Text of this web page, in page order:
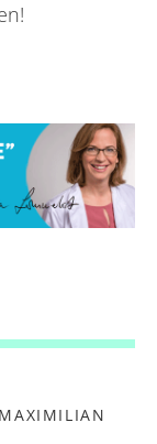
MAXIMILIAN